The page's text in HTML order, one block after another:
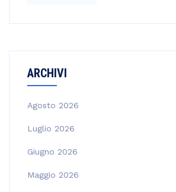
ARCHIVI
Agosto 2026
Luglio 2026
Giugno 2026
Maggio 2026